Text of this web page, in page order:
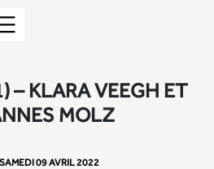
– KLARA VEEGH ET
MOLZ
09 AVRIL 2022